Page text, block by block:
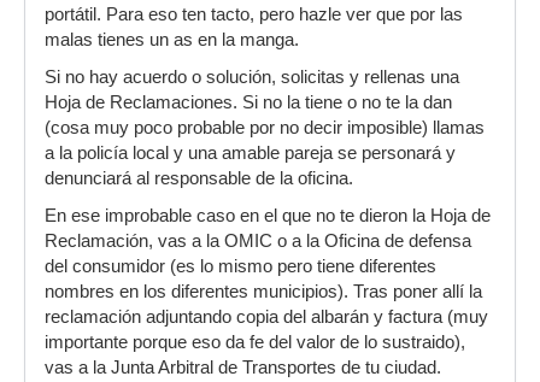
portátil. Para eso ten tacto, pero hazle ver que por las
malas tienes un as en la manga.
Si no hay acuerdo o solución, solicitas y rellenas una
Hoja de Reclamaciones. Si no la tiene o no te la dan
(cosa muy poco probable por no decir imposible) llamas
a la policía local y una amable pareja se personará y
denunciará al responsable de la oficina.
En ese improbable caso en el que no te dieron la Hoja de
Reclamación, vas a la OMIC o a la Oficina de defensa
del consumidor (es lo mismo pero tiene diferentes
nombres en los diferentes municipios). Tras poner allí la
reclamación adjuntando copia del albarán y factura (muy
importante porque eso da fe del valor de lo sustraido),
vas a la Junta Arbitral de Transportes de tu ciudad.